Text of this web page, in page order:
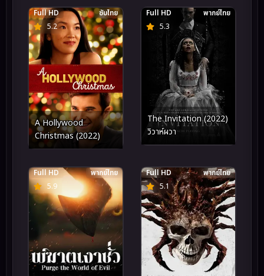
(2024)
5.2
Full HD ซับไทย
A Hollywood
Christmas (2022)
5.3
Full HD พากย์ไทย
The Invitation (2022)
วิวาห์ผวา
5.9
Full HD พากย์ไทย
5.1
Full HD พากย์ไทย